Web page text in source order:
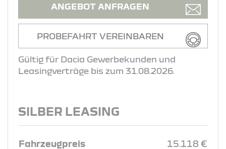
ANGEBOT ANFRAGEN
PROBEFAHRT VEREINBAREN
Gültig für Dacia Gewerbekunden und
Leasingverträge bis zum 31.08.2026.
SILBER LEASING
Fahrzeugpreis
15.118 €